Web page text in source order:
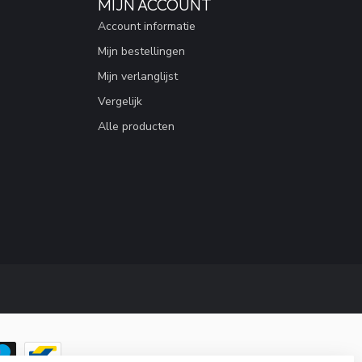
MIJN ACCOUNT
Account informatie
Mijn bestellingen
Mijn verlanglijst
Vergelijk
Alle producten